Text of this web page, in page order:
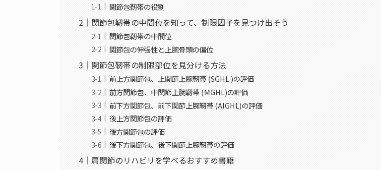
関節包靭帯の役割
関節包靭帯の中間位を知って、制限因子を見つけ出そう
関節包靭帯の中間位
関節包の伸張性と上腕骨頭の偏位
関節包靭帯の制限部位を見分ける方法
前上方関節包、上関節上腕靭帯 (SGHL )の評価
前方関節包、中関節上腕靭帯 (MGHL)の評価
前下方関節包、前下関節上腕靭帯 (AIGHL)の評価
後上方関節包の評価
後方関節包の評価
後下方関節包、後下関節上腕靭帯の評価
肩関節のリハビリを学べるおすすめ書籍